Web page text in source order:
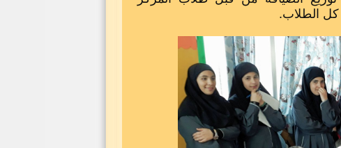
كل الطلاب.